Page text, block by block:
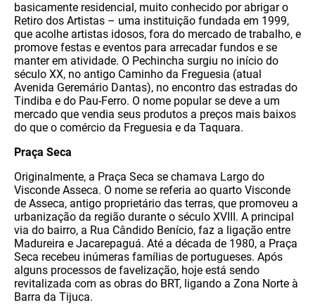
basicamente residencial, muito conhecido por abrigar o
Retiro dos Artistas – uma instituição fundada em 1999,
que acolhe artistas idosos, fora do mercado de trabalho, e
promove festas e eventos para arrecadar fundos e se
manter em atividade. O Pechincha surgiu no início do
século XX, no antigo Caminho da Freguesia (atual
Avenida Geremário Dantas), no encontro das estradas do
Tindiba e do Pau-Ferro. O nome popular se deve a um
mercado que vendia seus produtos a preços mais baixos
do que o comércio da Freguesia e da Taquara.
Praça Seca
Originalmente, a Praça Seca se chamava Largo do
Visconde Asseca. O nome se referia ao quarto Visconde
de Asseca, antigo proprietário das terras, que promoveu a
urbanização da região durante o século XVIII. A principal
via do bairro, a Rua Cândido Benício, faz a ligação entre
Madureira e Jacarepaguá. Até a década de 1980, a Praça
Seca recebeu inúmeras famílias de portugueses. Após
alguns processos de favelização, hoje está sendo
revitalizada com as obras do BRT, ligando a Zona Norte à
Barra da Tijuca.